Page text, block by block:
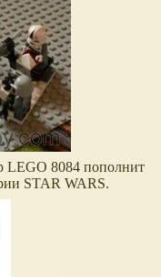
LEGO 8084 пополнит
STAR WARS.